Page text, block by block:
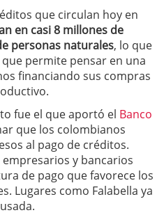
que circulan hoy en
en casi 8 millones de
personas naturales, lo que
permite pensar en una
financiando sus compras
fue el que aportó el Banco
que los colombianos
al pago de créditos.
y bancarios
de pago que favorece los
Lugares como Falabella ya